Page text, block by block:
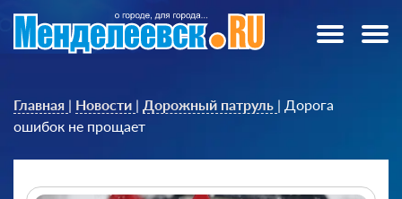
Главная | Новости | Дорожный патруль | Дорога
ошибок не прощает